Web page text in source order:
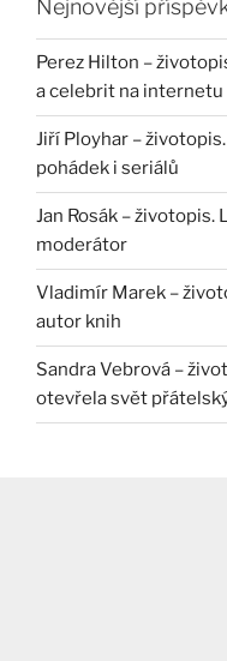
Nejnovější
Perez Hilton –
a celebrit na internetu
Jiří Ployhar –
pohádek i seriálů
Jan Rosák –
moderátor
Vladimír Marek –
autor knih
Sandra Vebrová –
otevřela svět